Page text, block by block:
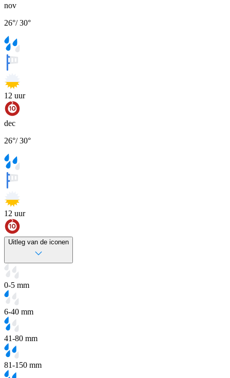
nov
26°/30°
12 uur
dec
26°/30°
12 uur
Uitleg van de iconen
0-5 mm
6-40 mm
41-80 mm
81-150 mm